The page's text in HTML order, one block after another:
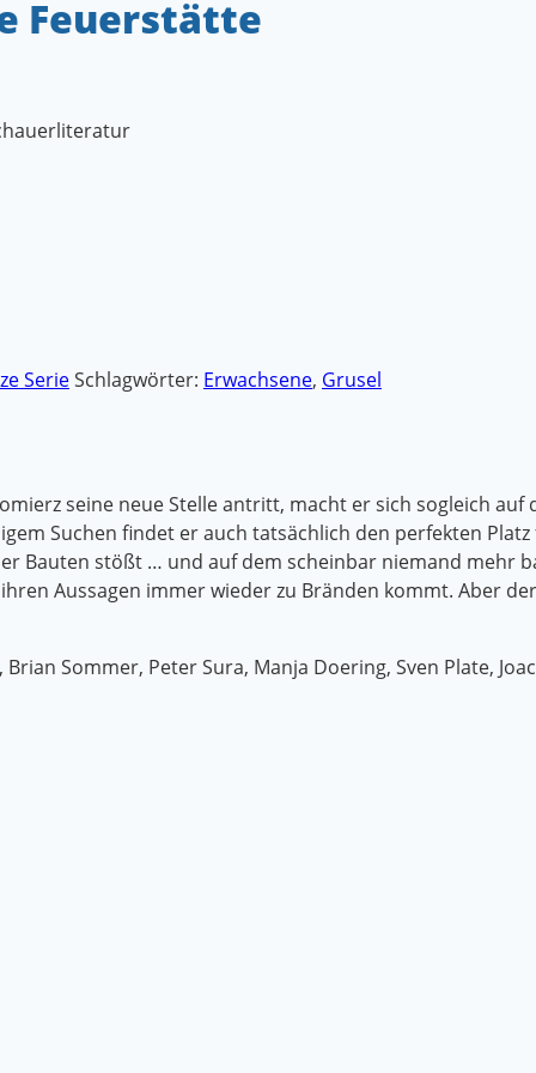
Feuerstätte
SerieSchlagwörter: Erwachsene, Grusel
seine neue Stelle antritt, macht er sich sogleich
Suchen findet er auch tatsächlich den perfekten
Bauten stößt … und auf dem scheinbar niemand mehr
Aussagen immer wieder zu Bränden kommt. Aber
Sommer, Peter Sura, Manja Doering, Sven Plate,